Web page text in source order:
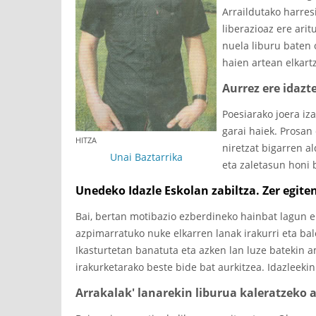
HITZA
Unai Baztarrika
Arraildutako
liberazioaz ere
nuela liburu baten
haien artean
Aurrez ere
Poesiarako joera
garai haiek.
niretzat bigarren
eta zaletasun honi
Unedeko Idazle Eskolan zabiltza. Zer
Bai, bertan motibazio ezberdineko hainbat lagun
azpimarratuko nuke elkarren lanak irakurri eta
Ikasturtetan banatuta eta azken lan luze batekin
irakurketarako beste bide bat aurkitzea.
Arrakalak' lanarekin liburua kaleratzeko